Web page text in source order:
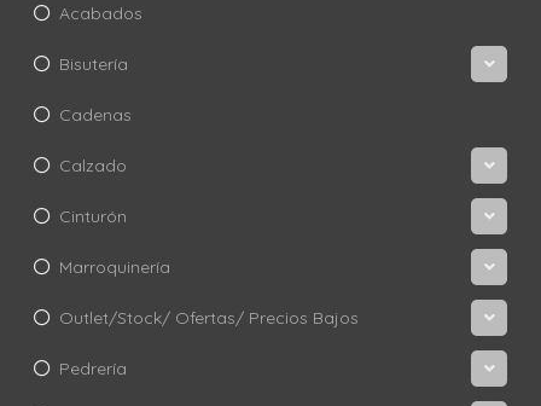
Acabados
Bisutería
Cadenas
Calzado
Cinturón
Marroquinería
Outlet/Stock/ Ofertas/ Precios Bajos
Pedrería